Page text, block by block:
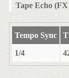
Tape Echo
Tempo Sync
1/4